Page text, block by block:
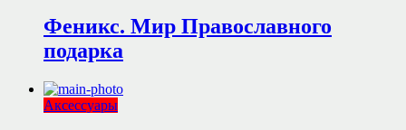
Феникс. Мир Православного
подарка
Аксессуары